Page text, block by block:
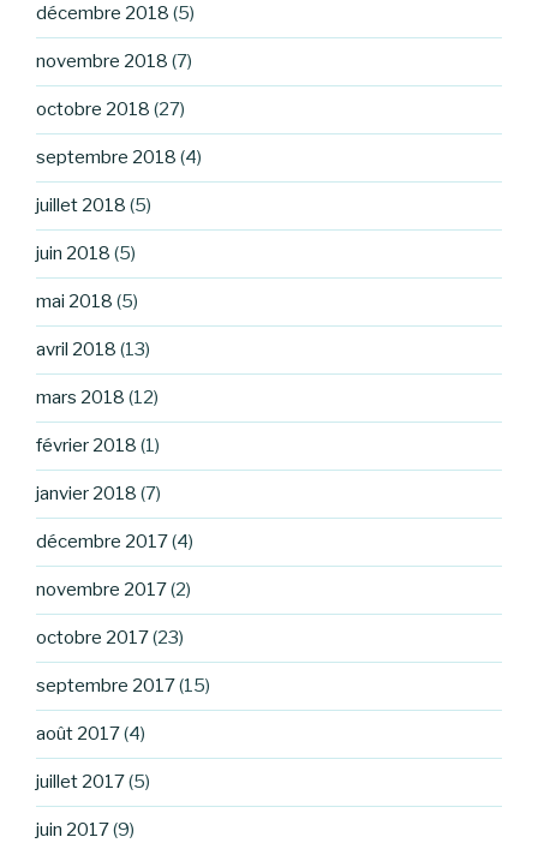
décembre 2018 (5)
novembre 2018 (7)
octobre 2018 (27)
septembre 2018 (4)
juillet 2018 (5)
juin 2018 (5)
mai 2018 (5)
avril 2018 (13)
mars 2018 (12)
février 2018 (1)
janvier 2018 (7)
décembre 2017(4)
novembre 2017(2)
octobre 2017(23)
septembre 2017(15)
août 2017(4)
juillet 2017(5)
juin 2017(9)